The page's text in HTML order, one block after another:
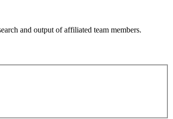
and output of affiliated team members.